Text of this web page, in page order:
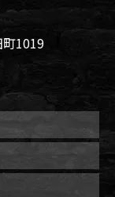
1019